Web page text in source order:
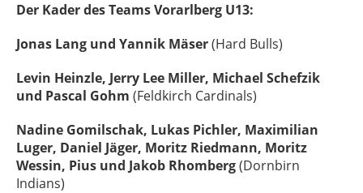
Der Kader des Teams Vorarlberg U13:
Jonas Lang und Yannik Mäser(Hard Bulls)
Levin Heinzle, Jerry Lee Miller, Michael Schefzik
und Pascal Gohm (Feldkirch Cardinals)
Nadine Gomilschak, Lukas Pichler, Maximilian
Luger, Daniel Jäger, Moritz Riedmann, Moritz
Wessin, Pius und Jakob Rhomberg(Dornbirn
Indians)